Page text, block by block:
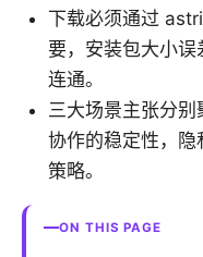
下载必须通过
要，安装包大小
连通。
三大场景主张分
协作的稳定性，
策略。
ON THIS PAGE